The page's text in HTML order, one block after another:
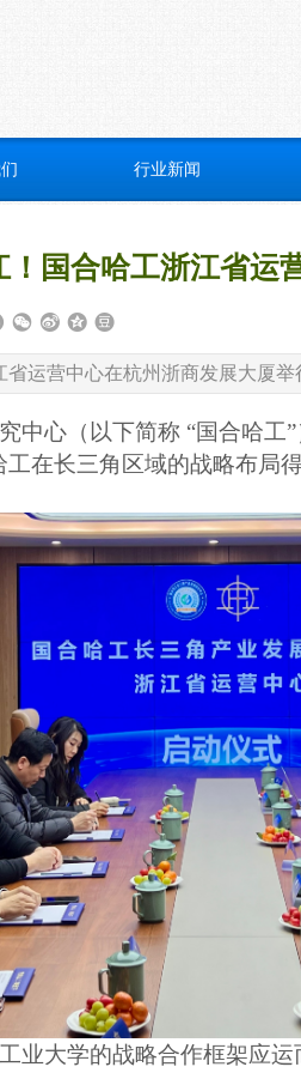
行业新闻
！国合哈工浙江省运
运营中心在杭州浙商发展大厦
中心（以下简称 “国合哈
在长三角区域的战略布局
大学的战略合作框架应